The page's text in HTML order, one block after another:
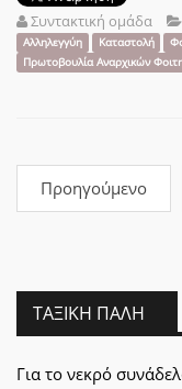
Συντακτική ομάδα
Αλληλεγγύη Καταστολή
Πρωτοβουλία Αναρχικών
Προηγούμενο
ΤΑΞΙΚΉ ΠΆΛΗ
Για το νεκρό